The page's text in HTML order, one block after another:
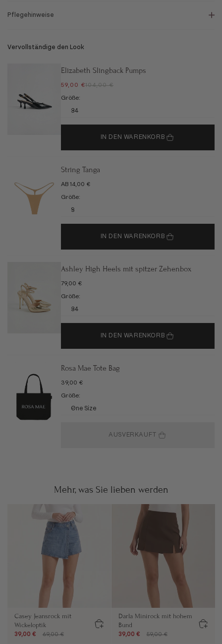
Pflegehinweise
Vervollständige den Look
Elizabeth Slingback Pumps
ANGEBOT
59,00 €REGULÄRER PREIS
104,00 €
Größe:
34
IN DEN WARENKORB
String Tanga
ANGEBOT
AB 14,00 €
Größe:
S
IN DEN WARENKORB
Ashley High Heels mit spitzer Zehenbox
ANGEBOT
79,00 €
Größe:
34
IN DEN WARENKORB
Rosa Mae Tote Bag
ANGEBOT
39,00 €
Größe:
One Size
AUSVERKAUFT
Mehr, was Sie lieben werden
Casey Jeansrock mit
Wickeloptik
39,00 € 69,00 €
Darla Minirock mit hohem
Bund
39,00 € 59,00 €